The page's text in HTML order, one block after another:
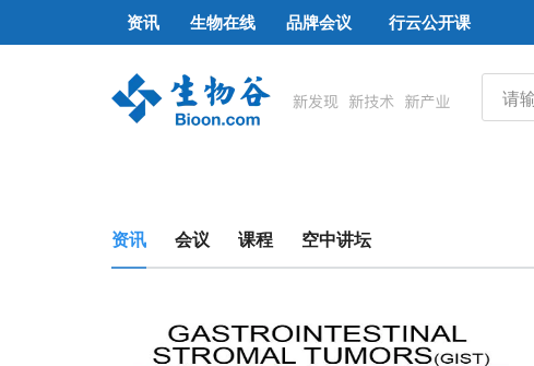
资讯 生物在线 品牌会议 行云公开课
资讯 会议 课程 空中讲坛